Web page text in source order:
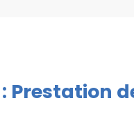
: Prestation